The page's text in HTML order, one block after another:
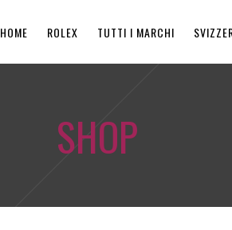
HOME ROLEX TUTTI I MARCHI
SHOP